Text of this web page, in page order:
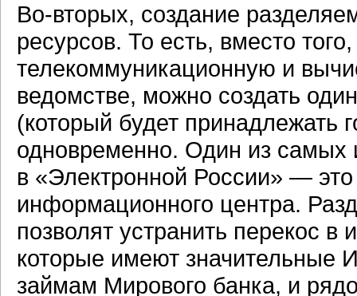
Во-вторых, создание
ресурсов. То есть, вместо
телекоммуникационную и
ведомстве, можно создать
(который будет принадлежать
одновременно. Один из самых
в «Электронной России» —
информационного центра.
позволят устранить перекос
которые имеют
займам Мирового банка, и